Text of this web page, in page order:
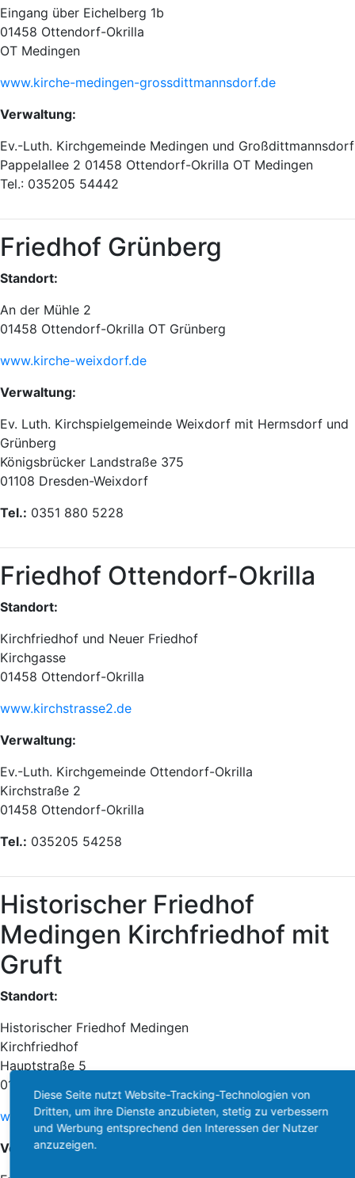
Eingang über Eichelberg 1b
01458 Ottendorf-Okrilla
OT Medingen
www.kirche-medingen-grossdittmannsdorf.de
Verwaltung:
Ev.-Luth. Kirchgemeinde Medingen und Großdittmannsdorf
Pappelallee 2 01458 Ottendorf-Okrilla OT Medingen
Tel.: 035205 54442
Friedhof Grünberg
Standort:
An der Mühle 2
01458 Ottendorf-Okrilla OT Grünberg
www.kirche-weixdorf.de
Verwaltung:
Ev. Luth. Kirchspielgemeinde Weixdorf mit Hermsdorf und
Grünberg
Königsbrücker Landstraße 375
01108 Dresden-Weixdorf
Tel.: 0351 880 5228
Friedhof Ottendorf-Okrilla
Standort:
Kirchfriedhof und Neuer Friedhof
Kirchgasse
01458 Ottendorf-Okrilla
www.kirchstrasse2.de
Verwaltung:
Ev.-Luth. Kirchgemeinde Ottendorf-Okrilla
Kirchstraße 2
01458 Ottendorf-Okrilla
Tel.: 035205 54258
Historischer Friedhof
Medingen Kirchfriedhof mit
Gruft
Standort:
Historischer Friedhof Medingen
Kirchfriedhof
Hauptstraße 5
01458 Ottendorf-Okrilla OT Medingen
www.kirche-medingen-grossdittmannsdorf.de
Verwaltung:
Diese Seite nutzt Website-Tracking-Technologien von
Dritten, um ihre Dienste anzubieten, stetig zu verbessern
und Werbung entsprechend den Interessen der Nutzer
anzuzeigen.